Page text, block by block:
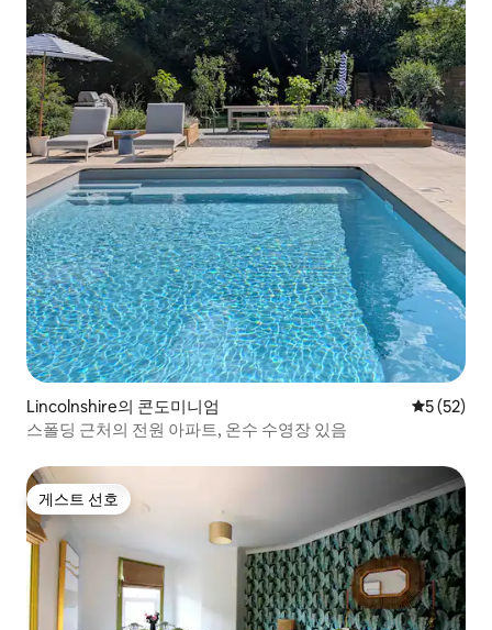
Lincolnshire의 콘도미니엄 평점 5점
5 (52)
스폴딩 근처의 전원 아파트, 온수 수영장 있음
게스트 선호
게스트 선호